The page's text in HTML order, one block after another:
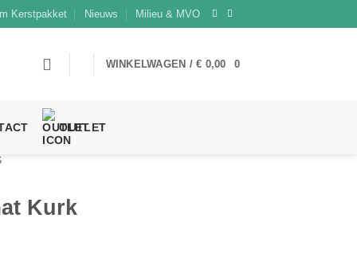
Kerstpakket Nieuws Milieu & MVO
WINKELWAGEN /€ 0,00 0
OUTLET
Kurk